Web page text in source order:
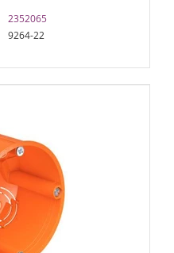
2352065
9264-22